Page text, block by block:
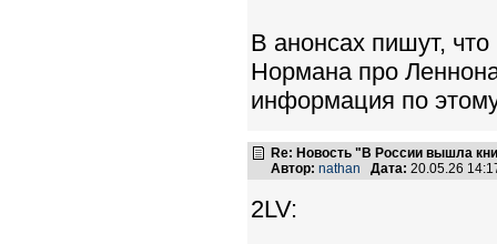
В анонсах пишут,
Нормана про
информация по
Re: Новость "В России вышла
Автор: nathan Дата: 20.05.26
2LV: